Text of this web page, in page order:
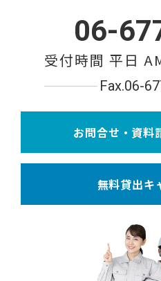
06-
受付時間 平日
Fax.06-
お問合せ・資料
無料貸出キ